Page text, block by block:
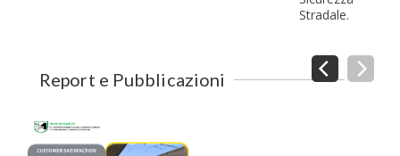
Stradale.
Report e Pubblicazioni